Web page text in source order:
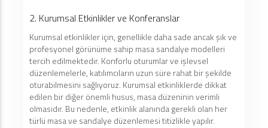
2. Kurumsal Etkinlikler ve Konferanslar
Kurumsal etkinlikler için, genellikle daha sade ancak şık ve
profesyonel görünüme sahip masa sandalye modelleri
tercih edilmektedir. Konforlu oturumlar ve işlevsel
düzenlemelerle, katılımcıların uzun süre rahat bir şekilde
oturabilmesini sağlıyoruz. Kurumsal etkinliklerde dikkat
edilen bir diğer önemli husus, masa düzeninin verimli
olmasıdır. Bu nedenle, etkinlik alanında gerekli olan her
türlü masa ve sandalye düzenlemesi titizlikle yapılır.